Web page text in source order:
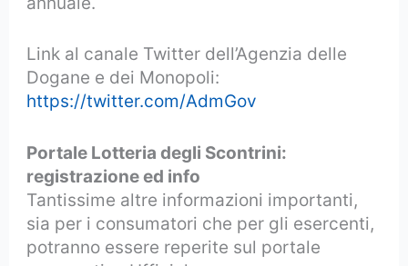
Link al canale Twitter dell’Agenzia delle
Dogane e dei Monopoli:
https://twitter.com/AdmGov
Portale Lotteria degli Scontrini:
registrazione ed info
Tantissime altre informazioni importanti,
sia per i consumatori che per gli esercenti,
potranno essere reperite sul portale